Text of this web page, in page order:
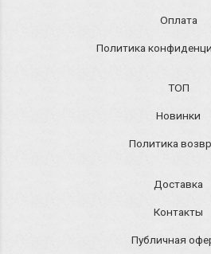
Оплата
Политика
ТОП
Новинки
Политика
Доставка
Контакты
Публичная